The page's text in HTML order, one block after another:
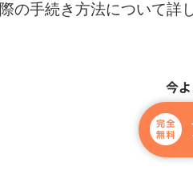
際の手続き方法について詳